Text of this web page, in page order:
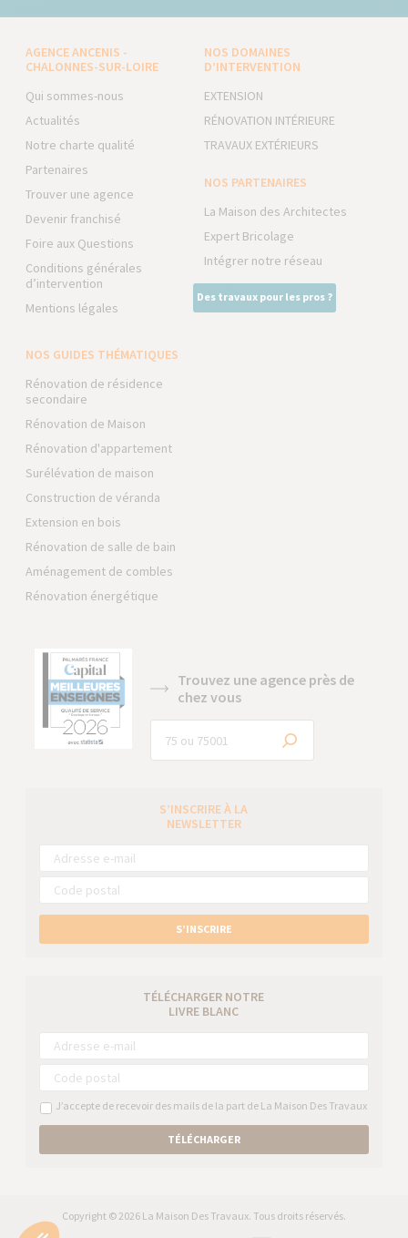
AGENCE ANCENIS -
CHALONNES-SUR-LOIRE
Qui sommes-nous
Actualités
Notre charte qualité
Partenaires
Trouver une agence
Devenir franchisé
Foire aux Questions
Conditions générales
d’intervention
Mentions légales
NOS DOMAINES
D’INTERVENTION
EXTENSION
RÉNOVATION INTÉRIEURE
TRAVAUX EXTÉRIEURS
NOS PARTENAIRES
La Maison des Architectes
Expert Bricolage
Intégrer notre réseau
Des travaux pour les pros ?
NOS GUIDES THÉMATIQUES
Rénovation de résidence
secondaire
Rénovation de Maison
Rénovation d'appartement
Surélévation de maison
Construction de véranda
Extension en bois
Rénovation de salle de bain
Aménagement de combles
Rénovation énergétique
Trouvez une agence près de
chez vous
S’INSCRIRE À LA
NEWSLETTER
S’INSCRIRE
TÉLÉCHARGER NOTRE
LIVRE BLANC
J’accepte de recevoir des mails de la part de La Maison Des Travaux
TÉLÉCHARGER
Copyright © 2026 La Maison Des Travaux. Tous droits réservés.